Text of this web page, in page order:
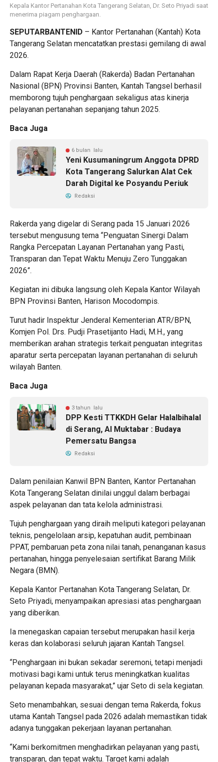
Kepala Kantor Pertanahan Kota Tangerang Selatan, Dr. Seto Priyadi saat
menerima piagam penghargaan.
SEPUTARBANTENID – Kantor Pertanahan (Kantah) Kota
Tangerang Selatan mencatatkan prestasi gemilang di awal
2026.
Dalam Rapat Kerja Daerah (Rakerda) Badan Pertanahan
Nasional (BPN) Provinsi Banten, Kantah Tangsel berhasil
memborong tujuh penghargaan sekaligus atas kinerja
pelayanan pertanahan sepanjang tahun 2025.
Baca Juga
6 bulan lalu
Yeni Kusumaningrum Anggota DPRD
Kota Tangerang Salurkan Alat Cek
Darah Digital ke Posyandu Periuk
Redaksi
Rakerda yang digelar di Serang pada 15 Januari 2026
tersebut mengusung tema “Penguatan Sinergi Dalam
Rangka Percepatan Layanan Pertanahan yang Pasti,
Transparan dan Tepat Waktu Menuju Zero Tunggakan
2026”.
Kegiatan ini dibuka langsung oleh Kepala Kantor Wilayah
BPN Provinsi Banten, Harison Mocodompis.
Turut hadir Inspektur Jenderal Kementerian ATR/BPN,
Komjen Pol. Drs. Pudji Prasetijanto Hadi, M.H., yang
memberikan arahan strategis terkait penguatan integritas
aparatur serta percepatan layanan pertanahan di seluruh
wilayah Banten.
Baca Juga
3 tahun lalu
DPP Kesti TTKKDH Gelar Halalbihalal
di Serang, Al Muktabar : Budaya
Pemersatu Bangsa
Redaksi
Dalam penilaian Kanwil BPN Banten, Kantor Pertanahan
Kota Tangerang Selatan dinilai unggul dalam berbagai
aspek pelayanan dan tata kelola administrasi.
Tujuh penghargaan yang diraih meliputi kategori pelayanan
teknis, pengelolaan arsip, kepatuhan audit, pembinaan
PPAT, pembaruan peta zona nilai tanah, penanganan kasus
pertanahan, hingga penyelesaian sertifikat Barang Milik
Negara (BMN).
Kepala Kantor Pertanahan Kota Tangerang Selatan, Dr.
Seto Priyadi, menyampaikan apresiasi atas penghargaan
yang diberikan.
Ia menegaskan capaian tersebut merupakan hasil kerja
keras dan kolaborasi seluruh jajaran Kantah Tangsel.
“Penghargaan ini bukan sekadar seremoni, tetapi menjadi
motivasi bagi kami untuk terus meningkatkan kualitas
pelayanan kepada masyarakat,” ujar Seto di sela kegiatan.
Seto menambahkan, sesuai dengan tema Rakerda, fokus
utama Kantah Tangsel pada 2026 adalah memastikan tidak
adanya tunggakan pekerjaan layanan pertanahan.
“Kami berkomitmen menghadirkan pelayanan yang pasti,
transparan, dan tepat waktu. Target kami adalah